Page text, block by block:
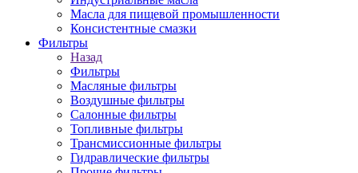
Масла для пищевой промышленности
Консистентные смазки
Фильтры
Назад
Фильтры
Масляные фильтры
Воздушные фильтры
Салонные фильтры
Топливные фильтры
Трансмиссионные фильтры
Гидравлические фильтры